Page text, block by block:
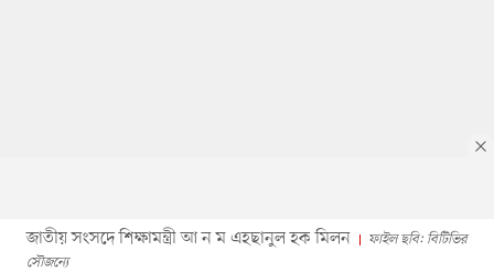
জাতীয় সংসদে শিক্ষামন্ত্রী আ ন ম এহছানুল হক মিলন
ফাইল ছবি: বিটিভির
সৌজন্যে